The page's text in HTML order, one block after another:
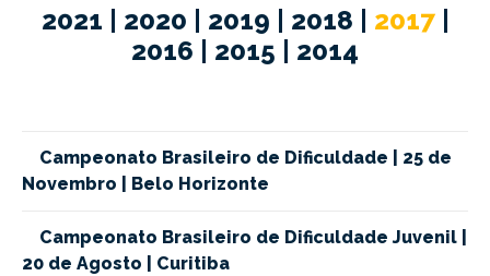
2021 2020 2019 2018 2017
2016
2015 2014
Campeonato Brasileiro de Dificuldade | 25 de
Novembro | Belo Horizonte
Campeonato Brasileiro de Dificuldade Juvenil |
20 de Agosto | Curitiba